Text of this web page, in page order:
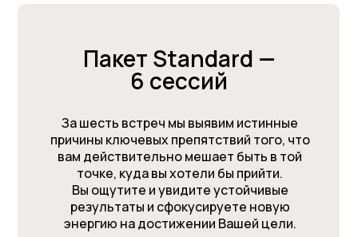
Пакет Standard —
6 сессий
За шесть встреч мы выявим истинные
причины ключевых препятствий того, что
вам действительно мешает быть в той
точке, куда вы хотели бы прийти.
Вы ощутите и увидите устойчивые
результаты и сфокусируете новую
энергию на достижении Вашей цели.